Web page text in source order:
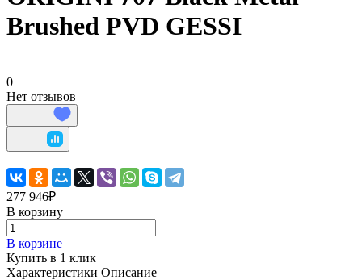
Brushed PVD GESSI
0
Нет отзывов
277 946₽
В корзину
В корзине
Купить в 1 клик
Характеристики Описание